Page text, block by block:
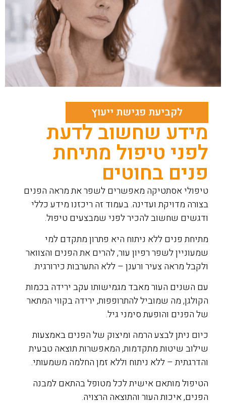
לקביעת פגישת ייעוץ
מידע שחשוב לדעת
לפני טיפול מתיחת
פנים בחוטים
טיפולי אסתטיקה מאפשרים לשפר את מראה הפנים
בצורה מדויקת ועדינה. בעמוד זה ריכזנו מידע כללי
ודגשים שחשוב להכיר לפני שמבצעים טיפול.
מתיחת פנים ללא ניתוח היא פתרון מתקדם למי
שמעוניין לשפר רפיון עור, להרים את הפנים והצוואר
ולקבל מראה צעיר ורענן – ללא התערבות כירורגית.
עם השנים העור מאבד מגמישותו עקב ירידה בכמות
הקולגן, מה שמוביל להתרופפות, ירידה בקווי המתאר
של הפנים והופעת סימני גיל.
כיום ניתן לבצע הרמה ומיצוק של הפנים באמצעות
שילוב שיטות מתקדמות, המאפשרות תוצאה טבעית
והדרגתית – ללא ניתוח וללא זמן החלמה משמעותי.
הטיפול מותאם אישית לכל מטופל בהתאם למבנה
הפנים, איכות העור והתוצאה הרצויה.